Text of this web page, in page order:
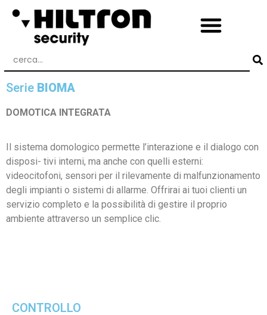
Serie BIOMA
DOMOTICA INTEGRATA
Il sistema domologico permette l’interazione e il dialogo con
disposi- tivi interni, ma anche con quelli esterni:
videocitofoni, sensori per il rilevamente di malfunzionamento
degli impianti o sistemi di allarme. Offrirai ai tuoi clienti un
servizio completo e la possibilità di gestire il proprio
ambiente attraverso un semplice clic.
CONTROLLO